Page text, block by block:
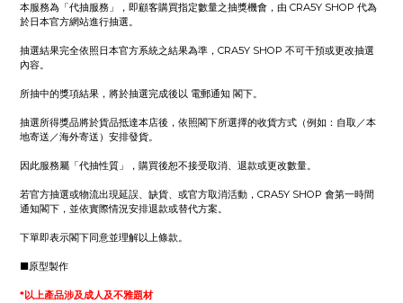
本服務為「代抽服務」，即顧客購買指定數量之抽獎機會，由 CRA5Y SHOP 代為
於日本官方網站進行抽選。
抽選結果完全依照日本官方系統之結果為準，CRA5Y SHOP 不可干預或更改抽選
內容。
所抽中的獎項結果，將於抽選完成後以 電郵通知 閣下。
抽選所得獎品將於貨品抵達本店後，依照閣下所選擇的收貨方式（例如：自取／本
地寄送／海外寄送）安排發貨。
因此服務屬「代抽性質」，購買後恕不接受取消、退款或更改數量。
若官方抽選或物流出現延誤、缺貨、或官方取消活動，CRA5Y SHOP 會第一時間
通知閣下，並依實際情況安排退款或替代方案。
下單即表示閣下同意並理解以上條款。
■原型製作
*以上產品涉及成人及不雅題材